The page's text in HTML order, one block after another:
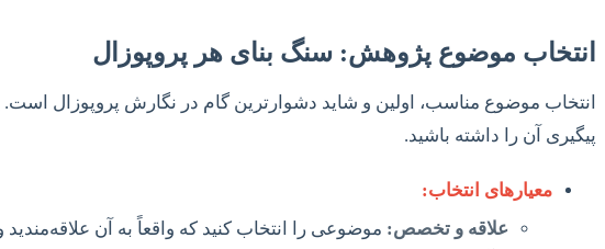
انتخاب موضوع پژوهش: سنگ بنای هر پروپوزال
انتخاب موضوع مناسب، اولین و شاید دشوارترین گام در نگارش پروپوزال
پیگیری آن را داشته باشید.
معیارهای انتخاب:
علاقه و تخصص: موضوعی را انتخاب کنید که واقعاً به آن علاقه‌مندید